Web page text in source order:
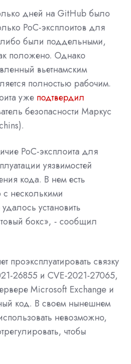
дней на GitHub было
PoC-эксплоитов для
были поддельными,
положено. Однако
вьетнамским
полностью рабочим.
уже подтвердил
безопасности Маркус
PoC-эксплоита для
уязвимостей
кода. В нем есть
с несколькими
установить
бокс», - сообщил
проэксплуатировать связку
26855 и CVE-2021-27065,
Microsoft Exchange и
код. В своем нынешнем
невозможно,
чтобы